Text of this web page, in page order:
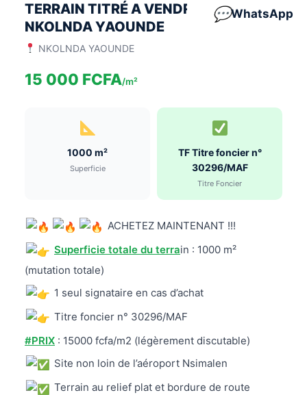
WhatsApp
TERRAIN TITRÉ A VENDRE A
NKOLNDA YAOUNDE
NKOLNDA YAOUNDE
15 000 FCFA/m²
1000 m²
Superficie
TF Titre foncier n°
30296/MAF
Titre Foncier
ACHETEZ MAINTENANT !!!
Superficie totale du terrain : 1000 m²
(mutation totale)
1 seul signataire en cas d’achat
Titre foncier n° 30296/MAF
#PRIX : 15000 fcfa/m2 (légèrement discutable)
Site non loin de l’aéroport Nsimalen
Terrain au relief plat et bordure de route